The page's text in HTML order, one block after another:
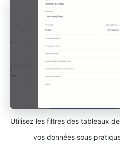
Utilisez les filtres des tableaux
vos données sous